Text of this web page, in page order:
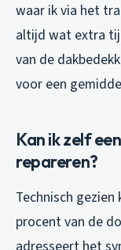
waar ik via het
altijd wat extra
van de
voor een
Kan ik zelf
repareren?
Technisch
procent van de